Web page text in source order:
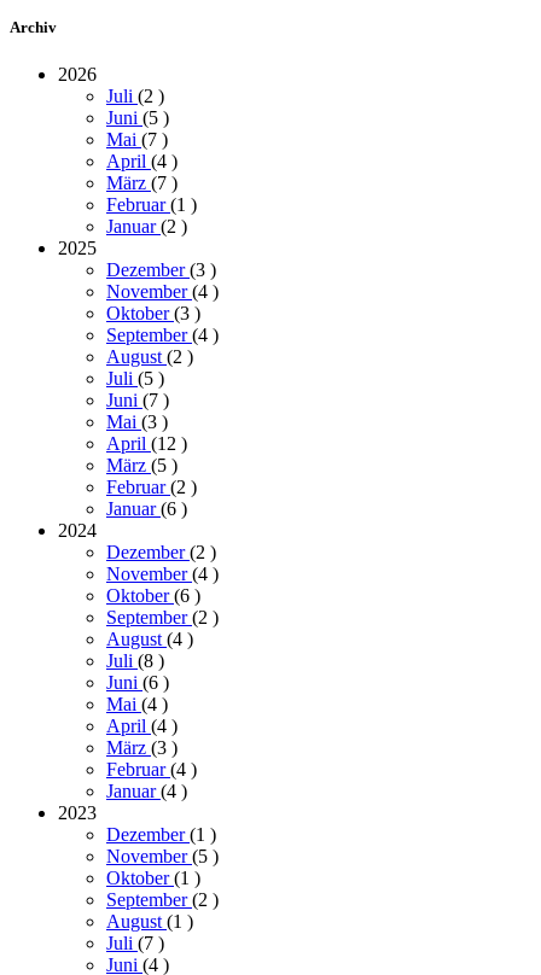
Archiv
2026
Juli (2 )
Juni (5 )
Mai (7 )
April (4 )
März (7 )
Februar(1 )
Januar(2 )
2025
Dezember(3 )
November(4 )
Oktober(3 )
September(4 )
August (2 )
Juli (5 )
Juni (7 )
Mai (3 )
April (12 )
März (5 )
Februar(2 )
Januar(6 )
2024
Dezember(2 )
November(4 )
Oktober(6 )
September(2 )
August (4 )
Juli (8 )
Juni (6 )
Mai (4 )
April (4 )
März (3 )
Februar(4 )
Januar(4 )
2023
Dezember(1 )
November(5 )
Oktober(1 )
September(2 )
August (1 )
Juli (7 )
Juni (4 )